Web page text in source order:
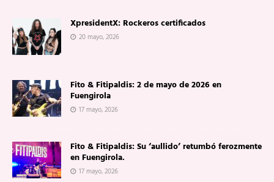
XpresidentX: Rockeros certificados
20 mayo, 2026
Fito & Fitipaldis: 2 de mayo de 2026 en
Fuengirola
17 mayo, 2026
Fito & Fitipaldis: Su ‘aullido’ retumbó ferozmente
en Fuengirola.
17 mayo, 2026